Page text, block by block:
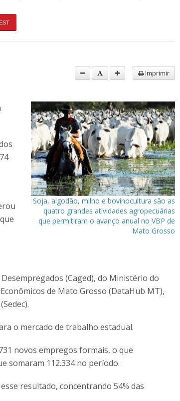
Imprimir
Soja, algodão, milho e bovinocultura são as
quatro grandes atividades agropecuárias
que permitiram o avanço anual no VBP de
Mato Grosso
(Caged), do Ministério do
de Mato Grosso (DataHub MT),
o mercado de trabalho estadual.
novos empregos formais, o que
somaram 112.334 no período.
resultado, concentrando 54% das